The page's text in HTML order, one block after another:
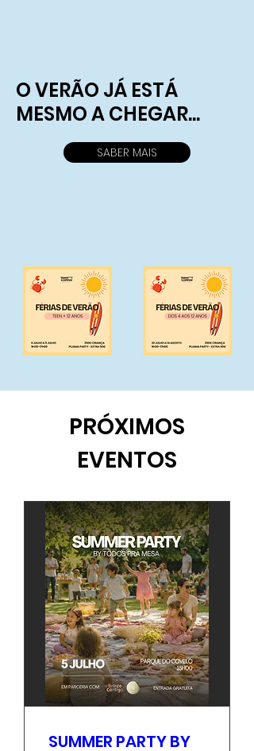
O VERÃO JÁ ESTÁ
MESMO A CHEGAR...
SABER MAIS
PRÓXIMOS
EVENTOS
SUMMER PARTY BY